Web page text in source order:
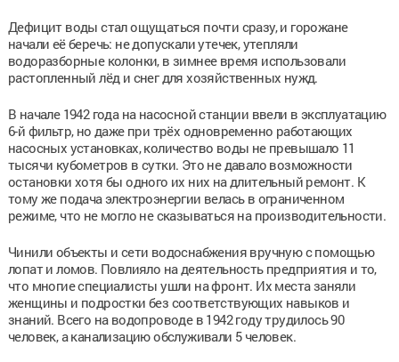
Дефицит воды стал ощущаться почти сразу, и горожане
начали её беречь: не допускали утечек, утепляли
водоразборные колонки, в зимнее время использовали
растопленный лёд и снег для хозяйственных нужд.
В начале 1942 года на насосной станции ввели в эксплуатацию
6-й фильтр, но даже при трёх одновременно работающих
насосных установках, количество воды не превышало 11
тысячи кубометров в сутки. Это не давало возможности
остановки хотя бы одного их них на длительный ремонт. К
тому же подача электроэнергии велась в ограниченном
режиме, что не могло не сказываться на производительности.
Чинили объекты и сети водоснабжения вручную с помощью
лопат и ломов. Повлияло на деятельность предприятия и то,
что многие специалисты ушли на фронт. Их места заняли
женщины и подростки без соответствующих навыков и
знаний. Всего на водопроводе в 1942 году трудилось 90
человек, а канализацию обслуживали 5 человек.